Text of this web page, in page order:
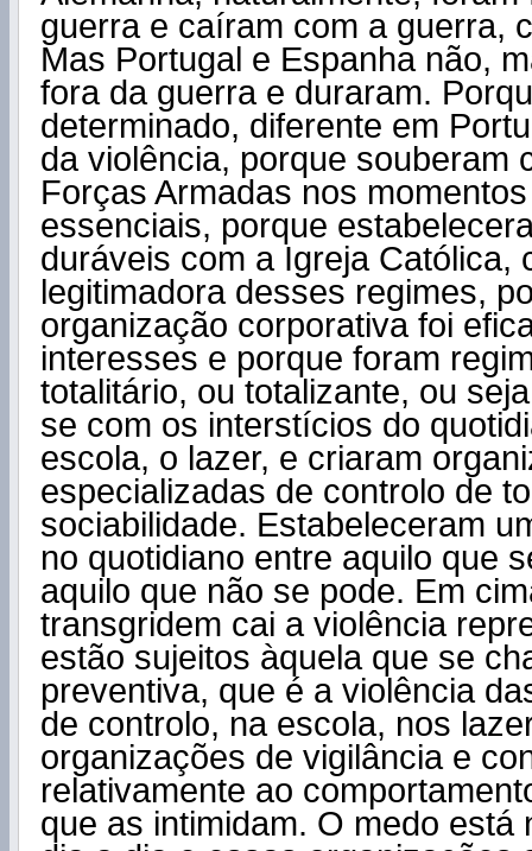
guerra e caíram com a guerra,
Mas Portugal e Espanha não,
fora da guerra e duraram.
determinado, diferente em
da violência, porque souberam
Forças Armadas nos
essenciais, porque
duráveis com a Igreja Católica,
legitimadora desses regimes,
organização corporativa foi
interesses e porque foram
totalitário, ou totalizante, ou
se com os interstícios do
escola, o lazer, e criaram
especializadas de controlo de
sociabilidade. Estabeleceram
no quotidiano entre aquilo que
aquilo que não se pode. Em
transgridem cai a violência
estão sujeitos àquela que se
preventiva, que é a violência
de controlo, na escola, nos
organizações de vigilância e
relativamente ao
que as intimidam. O medo está